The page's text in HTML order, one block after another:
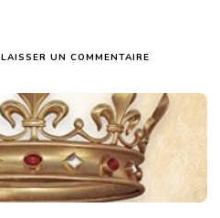
LAISSER UN COMMENTAIRE
(PRINCE
CAPTIF
#3)